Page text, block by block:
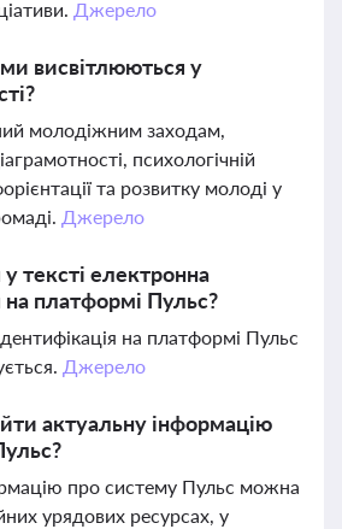
Джерело
висвітлюються у
молодіжним заходам,
психологічній
та розвитку молоді у
Джерело
тексті електронна
на платформі Пульс?
на платформі Пульс
Джерело
актуальну інформацію
про систему Пульс можна
урядових ресурсах, у